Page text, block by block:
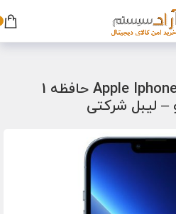
گوشی اپل Apple Iphone 13 Pro Max حافظه 1